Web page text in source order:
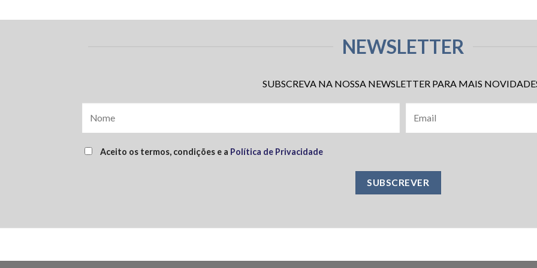
NEWSLETTER
SUBSCREVA NA NOSSA NEWSLETTER PARA MAIS
Aceito os termos, condições e a Política de Privacidade